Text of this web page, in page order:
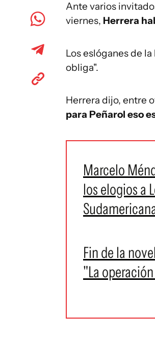
Ante varios
viernes, Herrera
Los eslóganes de
obliga".
Herrera dijo, entre
para Peñarol eso
Marcelo
los elogios a
Fin de la
"La